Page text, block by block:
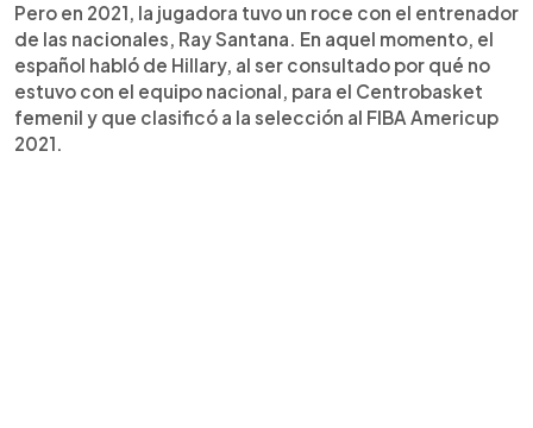
Pero en 2021, la jugadora tuvo un roce con el entrenador
de las nacionales, Ray Santana. En aquel momento, el
español habló de Hillary, al ser consultado por qué no
estuvo con el equipo nacional, para el Centrobasket
femenil y que clasificó a la selección al FIBA Americup
2021.